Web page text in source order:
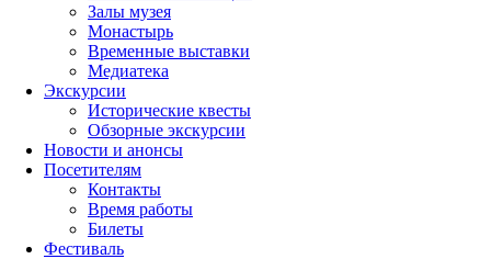
Залы музея
Монастырь
Временные выставки
Медиатека
Экскурсии
Исторические квесты
Обзорные экскурсии
Новости и анонсы
Посетителям
Контакты
Время работы
Билеты
Фестиваль